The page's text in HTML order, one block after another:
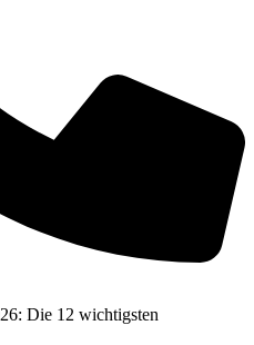
Die 12 wichtigsten